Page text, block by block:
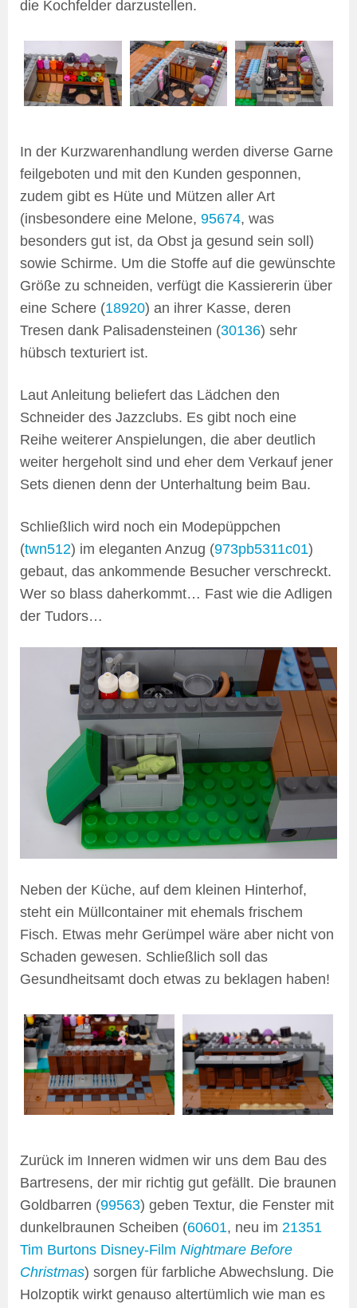
die Kochfelder darzustellen.
In der Kurzwarenhandlung werden diverse Garne
feilgeboten und mit den Kunden gesponnen,
zudem gibt es Hüte und Mützen aller Art
(insbesondere eine Melone, 95674, was
besonders gut ist, da Obst ja gesund sein soll)
sowie Schirme. Um die Stoffe auf die gewünschte
Größe zu schneiden, verfügt die Kassiererin über
eine Schere (18920) an ihrer Kasse, deren
Tresen dank Palisadensteinen (30136) sehr
hübsch texturiert ist.
Laut Anleitung beliefert das Lädchen den
Schneider des Jazzclubs. Es gibt noch eine
Reihe weiterer Anspielungen, die aber deutlich
weiter hergeholt sind und eher dem Verkauf jener
Sets dienen denn der Unterhaltung beim Bau.
Schließlich wird noch ein Modepüppchen
(twn512) im eleganten Anzug (973pb5311c01)
gebaut, das ankommende Besucher verschreckt.
Wer so blass daherkommt… Fast wie die Adligen
der Tudors…
Neben der Küche, auf dem kleinen Hinterhof,
steht ein Müllcontainer mit ehemals frischem
Fisch. Etwas mehr Gerümpel wäre aber nicht von
Schaden gewesen. Schließlich soll das
Gesundheitsamt doch etwas zu beklagen haben!
Zurück im Inneren widmen wir uns dem Bau des
Bartresens, der mir richtig gut gefällt. Die braunen
Goldbarren (99563) geben Textur, die Fenster mit
dunkelbraunen Scheiben (60601, neu im 21351
Tim Burtons Disney-Film Nightmare Before
Christmas) sorgen für farbliche Abwechslung. Die
Holzoptik wirkt genauso altertümlich wie man es